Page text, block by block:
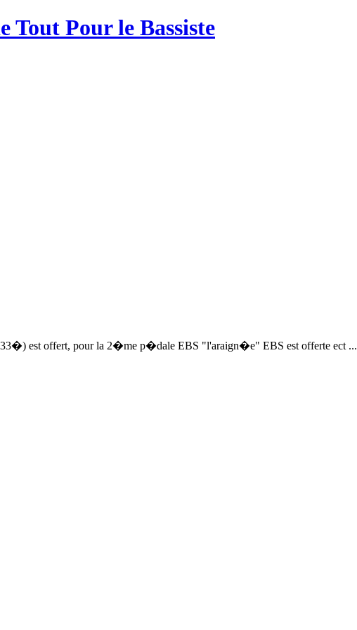
Tout Pour le Bassiste
est offert, pour la 2�me p�dale EBS "l'araign�e" EBS est offerte ect ...